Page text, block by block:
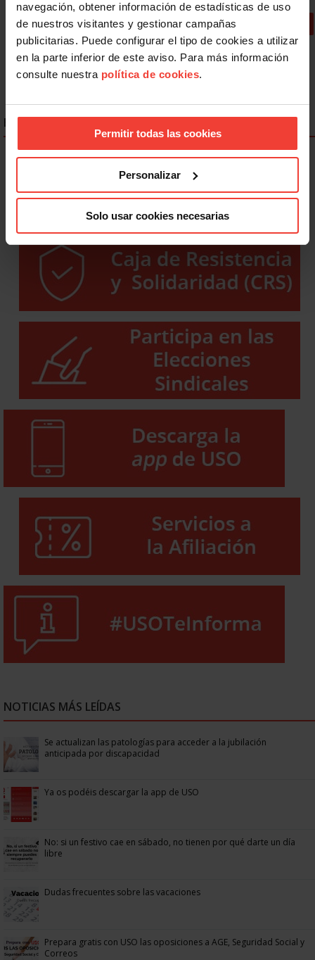
navegación, obtener información de estadísticas de uso
de nuestros visitantes y gestionar campañas
publicitarias. Puede configurar el tipo de cookies a utilizar
en la parte inferior de este aviso. Para más información
consulte nuestra política de cookies.
Permitir todas las cookies
Personalizar
Solo usar cookies necesarias
« Primero Anterior 6 7 8
11
12 Siguiente
ENLACES DESTACADOS
NOTICIAS MÁS LEÍDAS
Se actualizan las patologías para acceder a la jubilación
anticipada por discapacidad
Ya os podéis descargar la app de USO
No: si un festivo cae en sábado, no tienen por qué darte un día
libre
Dudas frecuentes sobre las vacaciones
Prepara gratis con USO las oposiciones a AGE, Seguridad Social y
Correos